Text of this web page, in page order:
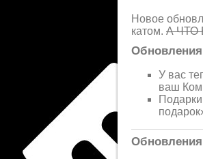
Новое
катом. А ЧТО
У вас
ваш